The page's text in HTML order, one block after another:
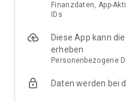
Finanzdaten, App-
IDs
Diese App kann
erheben
Personenbezogene
Daten werden bei